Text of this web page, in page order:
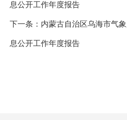
息公开工作年度报告
下一条： 内蒙古自治区乌海市气
息公开工作年度报告